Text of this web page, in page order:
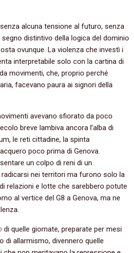
alcuna tensione al futuro, senza
distintivo della logica del dominio
ovunque. La violenza che investì i
interpretabile solo con la cartina di
movimenti, che, proprio perché
facevano paura ai signori della
avevano sfiorato da poco
breve lambiva ancora l’alba di
le reti cittadine, la spinta
poco prima di Genova.
un colpo di reni di un
nei territori ma furono solo la
relazioni e lotte che sarebbero potute
al vertice del G8 a Genova, ma ne
di quelle giornate, preparate per mesi
di allarmismo, divennero quelle